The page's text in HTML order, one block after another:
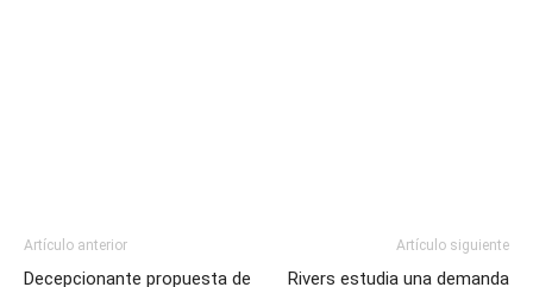
Artículo anterior
Decepcionante propuesta de
Artículo siguiente
Rivers estudia una demanda